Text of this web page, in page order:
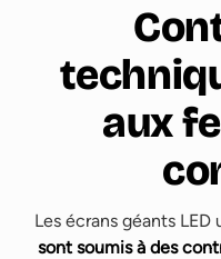
aux
Les écrans géants
sont soumis à des